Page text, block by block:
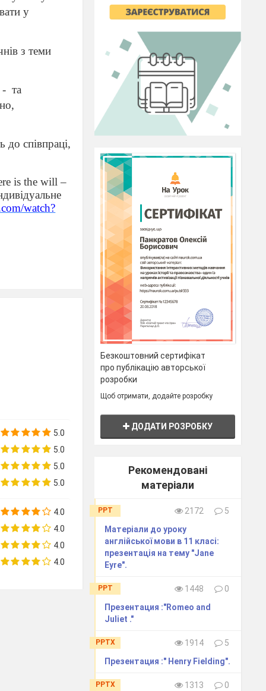
у
з теми
- та
до співпраці,
is the will –
watch?
to guess
and the
others are
“Show and
5.0
5.0
5.0
5.0
4.0
4.0
4.0
4.0
Безкоштовний сертифікат
про публікацію авторської
розробки
Щоб отримати, додайте розробку
ДОДАТИ РОЗРОБКУ
Рекомендовані
матеріали
PPT 2172
5
Матеріали до уроку
англійської мови в 11 класі:
презентація на тему "Jane
Eyre".
PPT 1448
0
Презентация :"Romeo and
Juliet ."
PPTX 1914
5
Презентация :" Henry Fielding".
PPTX 1313
0